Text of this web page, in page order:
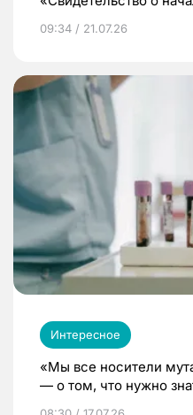
09:34 / 21.07.26
Интересное
«Мы все носители
— о том, что нужно